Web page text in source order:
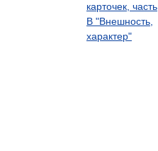
карточек, часть
В "Внешность,
характер"